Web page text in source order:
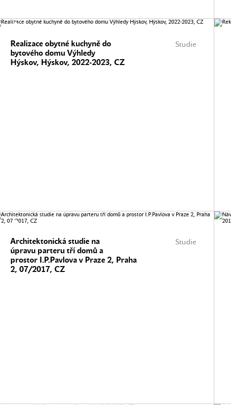
Studie
Realizace obytné kuchyně do
bytového domu Výhledy
Hýskov, Hýskov, 2022-2023, CZ
Studie
Architektonická studie na
úpravu parteru tří domů a
prostor I.P.Pavlova v Praze 2, Praha
2, 07/2017, CZ